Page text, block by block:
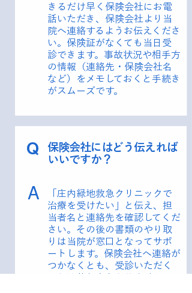
きるだけ早く保険会社にお電
話いただき、保険会社より当
院へ連絡するようお伝えくださ
い。保険証がなくても当日受
診できます。事故状況や相手方
の情報（連絡先・保険会社名
など）をメモしておくと手続き
がスムーズです。
Q
保険会社にはどう伝えれば
いいですか？
A
「庄内緑地救急クリニックで
治療を受けたい」と伝え、担
当者名と連絡先を確認してくだ
さい。その後の書類のやり取
りは当院が窓口となってサポ
ートします。保険会社へ連絡が
つかなくとも、受診いただく